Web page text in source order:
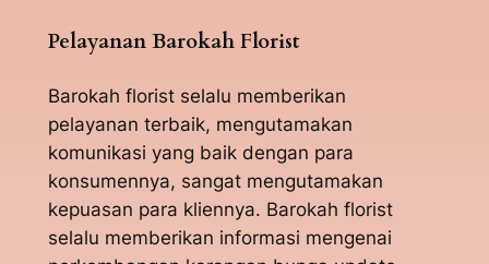
Pelayanan Barokah Florist
Barokah florist selalu memberikan
pelayanan terbaik, mengutamakan
komunikasi yang baik dengan para
konsumennya, sangat mengutamakan
kepuasan para kliennya. Barokah florist
selalu memberikan informasi mengenai